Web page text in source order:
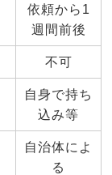
依頼から1
週間前後
不可
自身で持ち
込み等
自治体によ
る